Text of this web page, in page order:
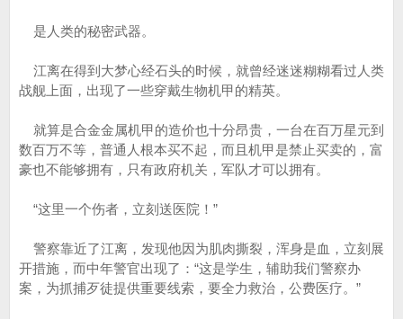
是人类的秘密武器。
江离在得到大梦心经石头的时候，就曾经迷迷糊糊看过人类
战舰上面，出现了一些穿戴生物机甲的精英。
就算是合金金属机甲的造价也十分昂贵，一台在百万星元到
数百万不等，普通人根本买不起，而且机甲是禁止买卖的，富
豪也不能够拥有，只有政府机关，军队才可以拥有。
“这里一个伤者，立刻送医院！”
警察靠近了江离，发现他因为肌肉撕裂，浑身是血，立刻展
开措施，而中年警官出现了：“这是学生，辅助我们警察办
案，为抓捕歹徒提供重要线索，要全力救治，公费医疗。”